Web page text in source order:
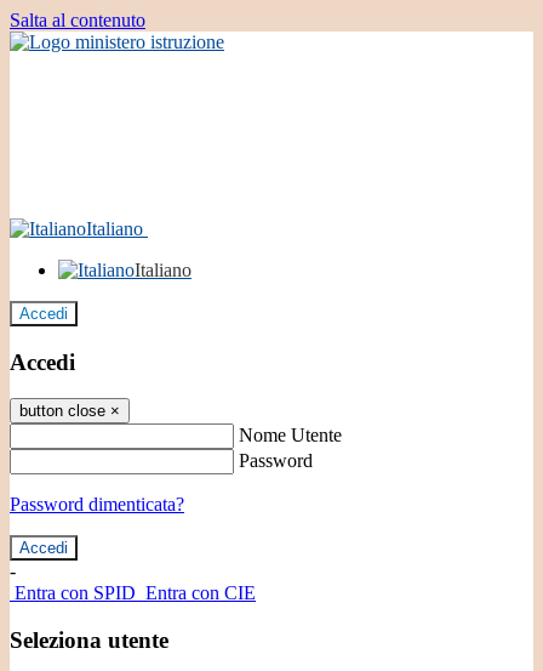
Salta al contenuto
Italiano
Italiano
Accedi
Accedi
button close ×
Nome Utente
Password
Password dimenticata?
-
Entra con SPID Entra con CIE
Seleziona utente